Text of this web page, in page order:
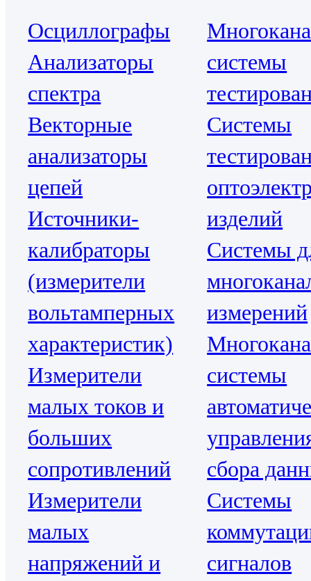
Осциллографы
Анализаторы
спектра
Векторные
анализаторы
цепей
Источники-
калибраторы
(измерители
вольтамперных
характеристик)
Измерители
малых токов и
больших
сопротивлений
Измерители
малых
напряжений и
системы
Системы
изделий
Системы
измерений
системы
сбора
Системы
сигналов